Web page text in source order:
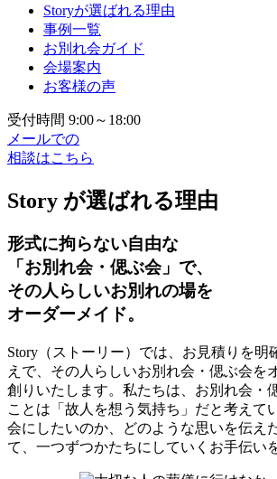
Storyが選ばれる理由
事例一覧
お別れ会ガイド
会場案内
お客様の声
受付時間 9:00～18:00
メールでの
相談はこちら
Story が選ばれる理由
形式に拘らない自由な
「お別れ会・偲ぶ会」で、
その人らしいお別れの場を
オーダーメイド。
Story（ストーリー）では、お見積りを明
えで、その人らしいお別れ会・偲ぶ会を
創りいたします。私たちは、お別れ会・
ことは「故人を想う気持ち」だと考えて
会にしたいのか、どのような思いを伝え
て、一つずつかたちにしていくお手伝い